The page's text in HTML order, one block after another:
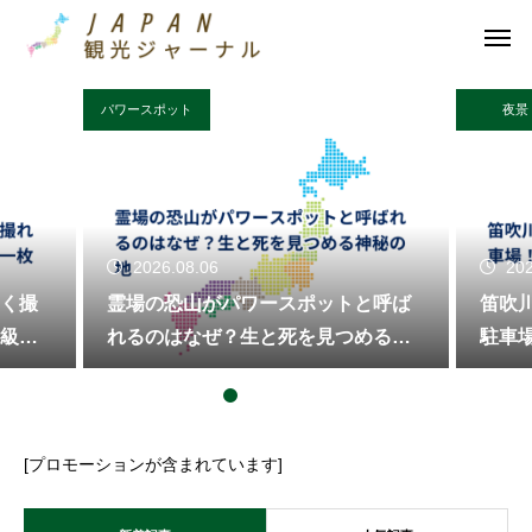
撮
の
パワースポット
2026.08.06
霊場の恐山がパワースポットと呼ば
れるのはなぜ？生と死を見つめる神
秘の地
夜景
笛吹
駐車
う
[プロモーションが含まれています]